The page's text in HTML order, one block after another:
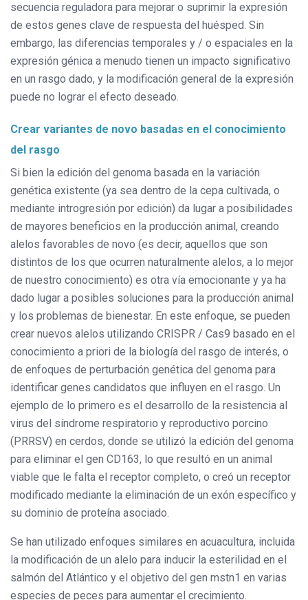
secuencia reguladora para mejorar o suprimir la expresión
de estos genes clave de respuesta del huésped. Sin
embargo, las diferencias temporales y / o espaciales en la
expresión génica a menudo tienen un impacto significativo
en un rasgo dado, y la modificación general de la expresión
puede no lograr el efecto deseado.
Crear variantes de novo basadas en el conocimiento
del rasgo
Si bien la edición del genoma basada en la variación
genética existente (ya sea dentro de la cepa cultivada, o
mediante introgresión por edición) da lugar a posibilidades
de mayores beneficios en la producción animal, creando
alelos favorables de novo (es decir, aquellos que son
distintos de los que ocurren naturalmente alelos, a lo mejor
de nuestro conocimiento) es otra vía emocionante y ya ha
dado lugar a posibles soluciones para la producción animal
y los problemas de bienestar. En este enfoque, se pueden
crear nuevos alelos utilizando CRISPR / Cas9 basado en el
conocimiento a priori de la biología del rasgo de interés, o
de enfoques de perturbación genética del genoma para
identificar genes candidatos que influyen en el rasgo. Un
ejemplo de lo primero es el desarrollo de la resistencia al
virus del síndrome respiratorio y reproductivo porcino
(PRRSV) en cerdos, donde se utilizó la edición del genoma
para eliminar el gen CD163, lo que resultó en un animal
viable que le falta el receptor completo, o creó un receptor
modificado mediante la eliminación de un exón específico y
su dominio de proteína asociado.
Se han utilizado enfoques similares en acuacultura, incluida
la modificación de un alelo para inducir la esterilidad en el
salmón del Atlántico y el objetivo del gen mstn1 en varias
especies de peces para aumentar el crecimiento.